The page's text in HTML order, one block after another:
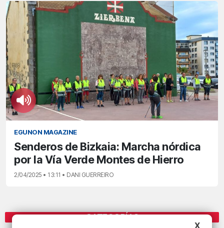
EGUNON MAGAZINE
Senderos de Bizkaia: Marcha nórdica
por la Vía Verde Montes de Hierro
2/04/2025 • 13:11 • DANI GUERREIRO
CATEGORÍAS
X